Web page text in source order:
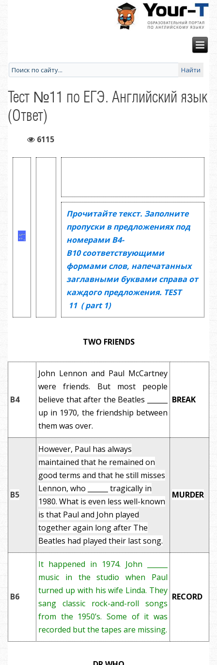
Тест №11 по ЕГЭ. Английский язык
(Ответ)
6115
Прочитайте текст. Заполните
пропуски в предложениях под
номерамиВ4-
В10соответствующими
формами слов, напечатанных
заглавными буквами справа от
каждого предложения. TEST
11 ( part 1)
TWO FRIENDS
B4
John Lennon and Paul McCartney
were friends. But most people
believe that after the Beatles ______
up in 1970, the friendship between
them was over.
BREAK
B5
However, Paul has always
maintained that he remained on
good terms and that he still misses
Lennon, who ______ tragically in
1980. What is even less well-known
is that Paul and John played
together again long after The
Beatles had played their last song.
MURDER
B6
It happened in 1974. John ______
music in the studio when Paul
turned up with his wife Linda. They
sang classic rock-and-roll songs
from the 1950’s. Some of it was
recorded but the tapes are missing.
RECORD